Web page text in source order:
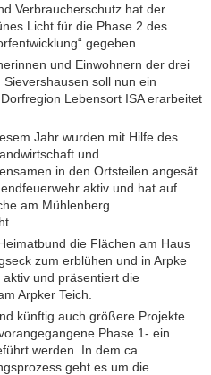
Verbraucherschutz hat der
Licht für die Phase 2 des
gegeben.
und Einwohnern der drei
soll nun ein
Lebensort ISA erarbeitet
Jahr wurden mit Hilfe des
und
in den Ortsteilen angesät.
aktiv und hat auf
am Mühlenberg
die Flächen am Haus
zum erblühen und in Arpke
und präsentiert die
Arpker Teich.
künftig auch größere Projekte
Phase 1- ein
werden. In dem ca.
geht es um die